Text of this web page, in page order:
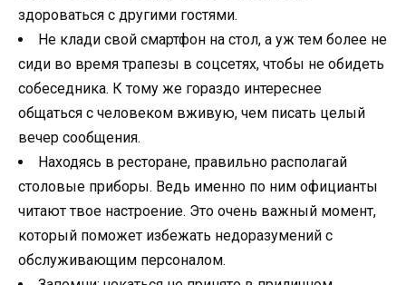
здороваться с другими гостями.
Не клади свой смартфон на стол, а уж тем более не
сиди во время трапезы в соцсетях, чтобы не обидеть
собеседника. К тому же гораздо интереснее
общаться с человеком вживую, чем писать целый
вечер сообщения.
Находясь в ресторане, правильно располагай
столовые приборы. Ведь именно по ним официанты
читают твое настроение. Это очень важный момент,
который поможет избежать недоразумений с
обслуживающим персоналом.